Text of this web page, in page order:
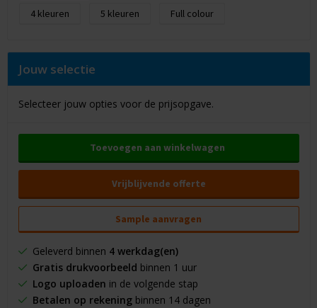
4
5 Full colour
Jouw selectie
Selecteer jouw opties voor de prijsopgave.
Toevoegen aan winkelwagen
Vrijblijvende offerte
Sample aanvragen
Geleverd binnen 4 werkdag(en)
Gratis drukvoorbeeld binnen 1 uur
Logo uploaden in de volgende stap
Betalen op rekeningbinnen 14 dagen